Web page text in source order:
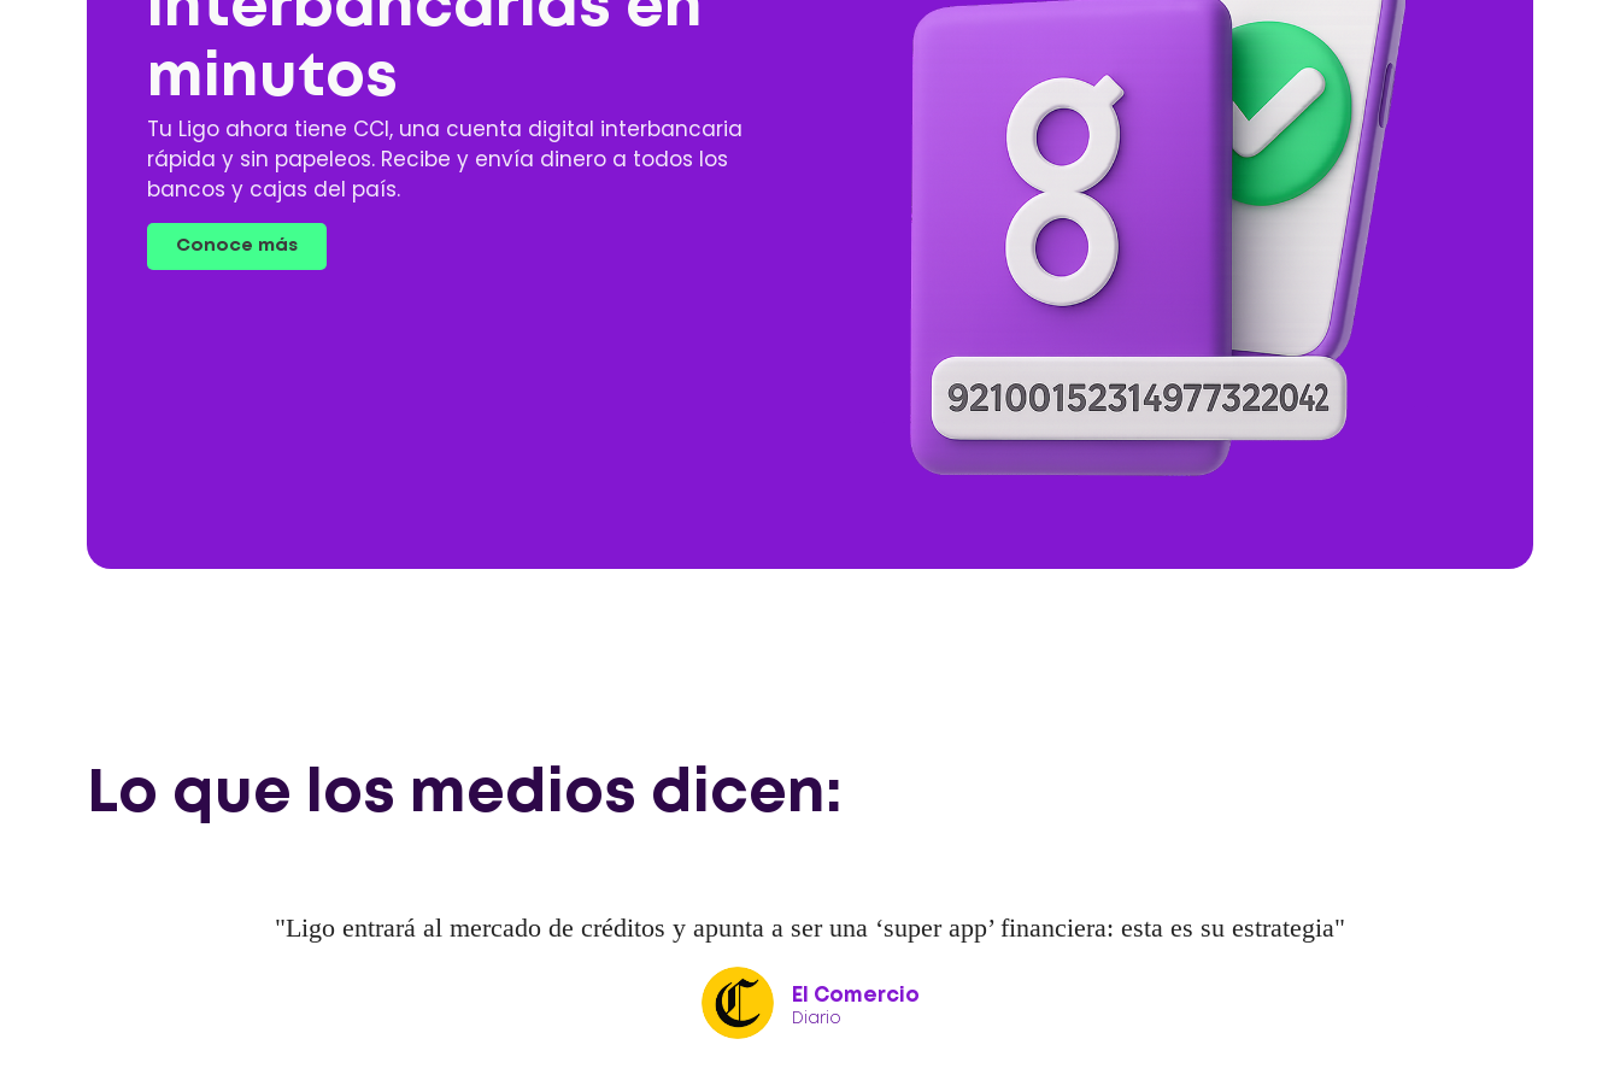
minutos
Tu Ligo ahora tiene CCI, una cuenta digital interbancaria
rápida y sin papeleos. Recibe y envía dinero a todos los
bancos y cajas del país.
Conoce más
Lo que los medios dicen:
"Ligo entrará al mercado de créditos y apunta a ser una ‘super app’ financiera: esta es su estrategia"
El Comercio
Diario